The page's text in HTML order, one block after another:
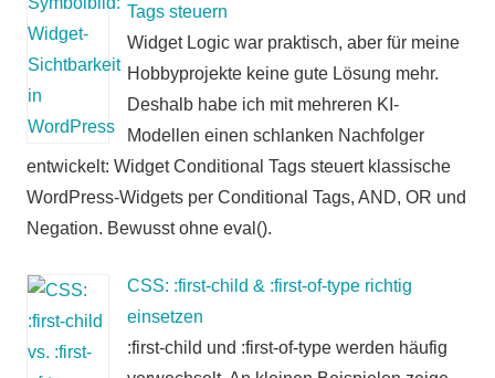
Tags steuern
Widget Logic war praktisch, aber für meine
Hobbyprojekte keine gute Lösung mehr.
Deshalb habe ich mit mehreren KI-
Modellen einen schlanken Nachfolger
entwickelt: Widget Conditional Tags steuert klassische
WordPress-Widgets per Conditional Tags, AND, OR und
Negation. Bewusst ohne eval().
CSS: :first-child & :first-of-type richtig
einsetzen
:first-child und :first-of-type werden häufig